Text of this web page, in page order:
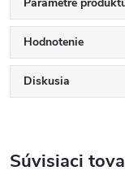
Hodnotenie
Diskusia
Súvisiaci